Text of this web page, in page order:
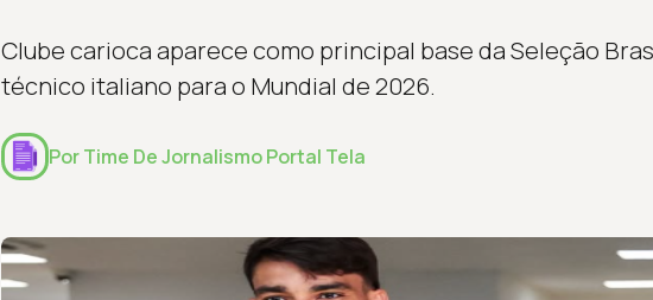
Clube carioca aparece como principal base da Seleção
técnico italiano para o Mundial de 2026.
PorTime De Jornalismo Portal Tela